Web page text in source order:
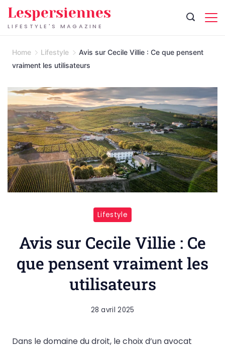
Skip
toLIFESTYLE'S MAGAZINE
Lespersiennes
Home Lifestyle
Avis sur Cecile Villie : Ce que pensent
vraiment les utilisateurs
Lifestyle
Avis sur Cecile Villie : Ce
que pensent vraiment les
utilisateurs
28 avril 2025
Dans le domaine du droit, le choix d’un avocat